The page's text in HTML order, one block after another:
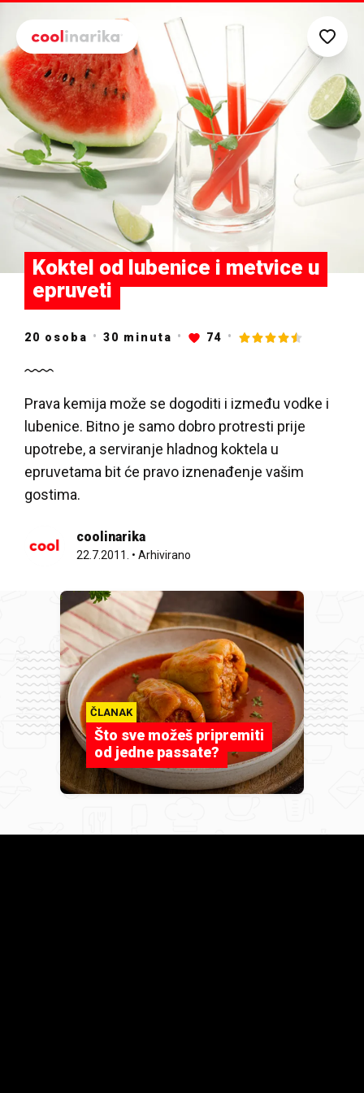
Koktel od lubenice i metvice u
epruveti
20 osoba 30 minuta 74
Prava kemija može se dogoditi i između vodke i
lubenice. Bitno je samo dobro protresti prije
upotrebe, a serviranje hladnog koktela u
epruvetama bit će pravo iznenađenje vašim
gostima.
coolinarika
22.7.2011. • Arhivirano
ČLANAK
Što sve možeš pripremiti
od jedne passate?